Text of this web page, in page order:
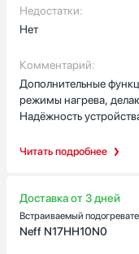
Читать подробнее
максимально
находится на высоком
подогревателя —
сервировочную
обеда. Система
распределение тепла
работа устройства не
гармонично
Недостатки:
Нет
Комментарий:
Дополнительные
режимы нагрева,
Надёжность
для тех, кто ценит
Доставка от 3 дней
Встраиваемый
Neff N17HH10N0